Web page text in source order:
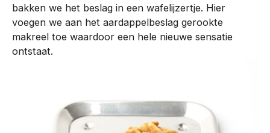
bakken we het beslag in een wafelijzertje. Hier
voegen we aan het aardappelbeslag gerookte
makreel toe waardoor een hele nieuwe sensatie
ontstaat.